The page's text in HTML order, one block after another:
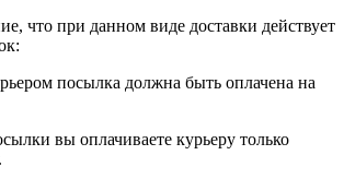
что при данном виде доставки действует
посылка должна быть оплачена на
вы оплачиваете курьеру только